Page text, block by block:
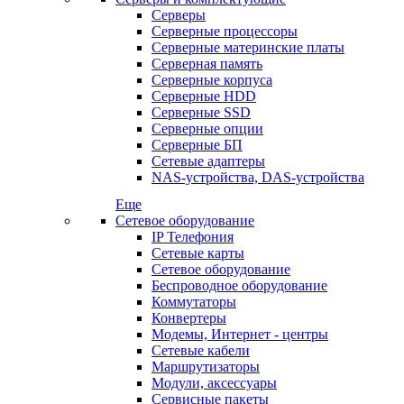
Серверы
Серверные процессоры
Серверные материнские платы
Серверная память
Серверные корпуса
Серверные HDD
Серверные SSD
Серверные опции
Серверные БП
Сетевые адаптеры
NAS-устройства, DAS-устройства
Еще
Сетевое оборудование
IP Телефония
Сетевые карты
Сетевое оборудование
Беспроводное оборудование
Коммутаторы
Конвертеры
Модемы, Интернет - центры
Сетевые кабели
Маршрутизаторы
Модули, аксессуары
Сервисные пакеты